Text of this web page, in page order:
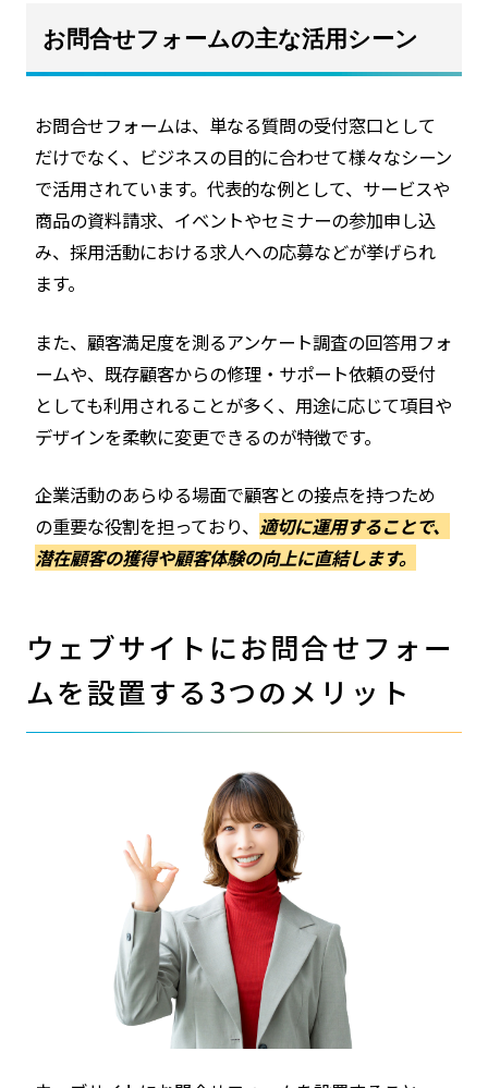
お問合せフォームの主な活用シーン
お問合せフォームは、単なる質問の受付窓口として
だけでなく、ビジネスの目的に合わせて様々なシーン
で活用されています。代表的な例として、サービスや
商品の資料請求、イベントやセミナーの参加申し込
み、採用活動における求人への応募などが挙げられ
ます。
また、顧客満足度を測るアンケート調査の回答用フォ
ームや、既存顧客からの修理・サポート依頼の受付
としても利用されることが多く、用途に応じて項目や
デザインを柔軟に変更できるのが特徴です。
企業活動のあらゆる場面で顧客との接点を持つため
の重要な役割を担っており、適切に運用することで、
潜在顧客の獲得や顧客体験の向上に直結します。
ウェブサイトにお問合せフォー
ムを設置する3つのメリット